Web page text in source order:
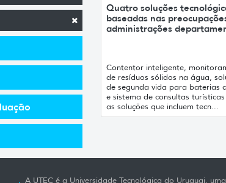
Quatro soluções
baseadas nas
administrações
Contentor inteligente,
de resíduos sólidos na água,
de segunda vida para baterias
e sistema de consultas
as soluções que incluem tecn...
A UTEC é a Universidade Tecnológica do Uruguai,